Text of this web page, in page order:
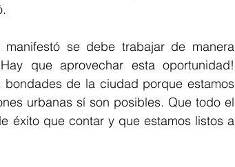
se debe trabajar de manera
que aprovechar esta oportunidad!
de la ciudad porque estamos
urbanas sí son posibles. Que todo el
éxito que contar y que estamos listos a